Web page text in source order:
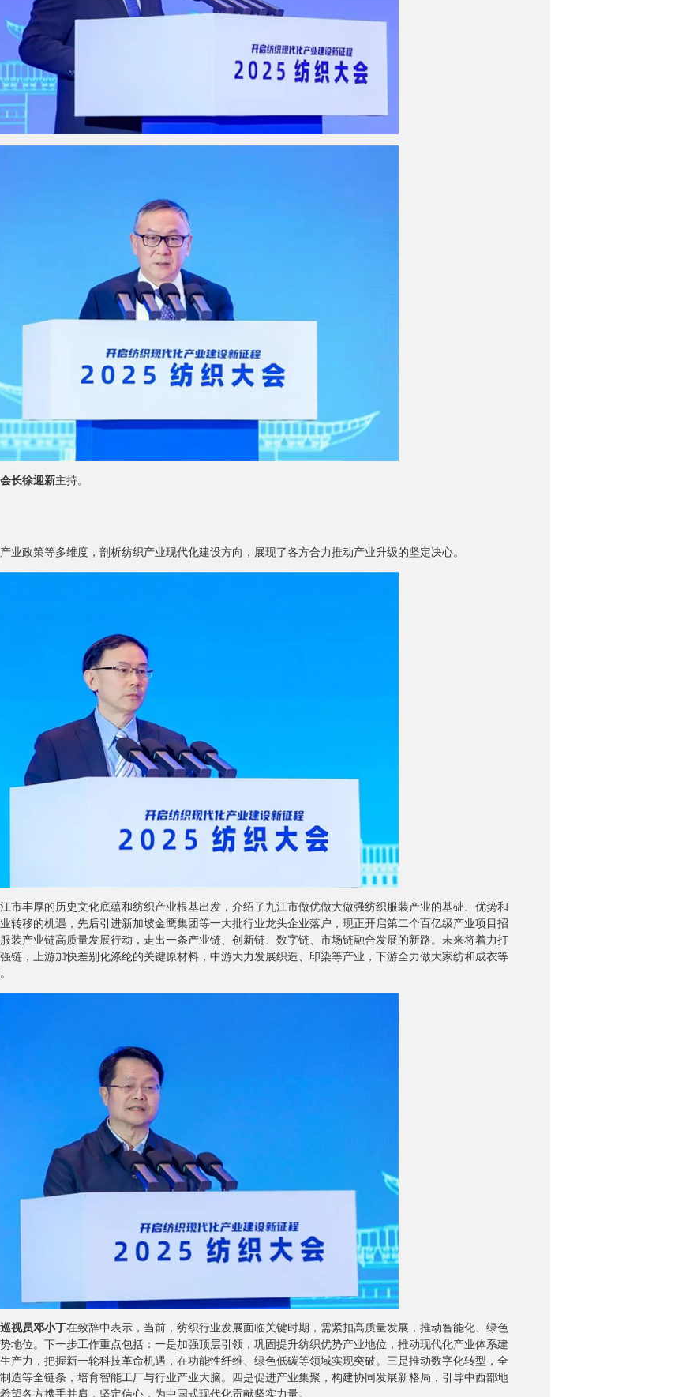
长徐迎新主持。
政策等多维度，剖析纺织产业现代化建设方向，展现了各方合力推动产业升级的坚定决心。
市丰厚的历史文化底蕴和纺织产业根基出发，介绍了九江市做优做大做强纺织服装产业的基础、优势和
转移的机遇，先后引进新加坡金鹰集团等一大批行业龙头企业落户，现正开启第二个百亿级产业项目招
装产业链高质量发展行动，走出一条产业链、创新链、数字链、市场链融合发展的新路。未来将着力打
链，上游加快差别化涤纶的关键原材料，中游大力发展织造、印染等产业，下游全力做大家纺和成衣等
视员邓小丁在致辞中表示，当前，纺织行业发展面临关键时期，需紧扣高质量发展，推动智能化、绿色
地位。下一步工作重点包括：一是加强顶层引领，巩固提升纺织优势产业地位，推动现代化产业体系建
产力，把握新一轮科技革命机遇，在功能性纤维、绿色低碳等领域实现突破。三是推动数字化转型，全
造等全链条，培育智能工厂与行业产业大脑。四是促进产业集聚，构建协同发展新格局，引导中西部地
望各方携手并肩，坚定信心，为中国式现代化贡献坚实力量。